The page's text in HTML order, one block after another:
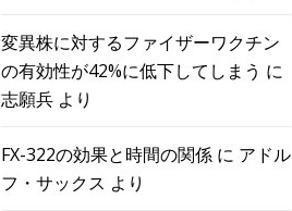
変異株に対するファイザーワクチン
の有効性が42%に低下してしまう に
志願兵 より
FX-322の効果と時間の関係 に アドル
フ・サックス より